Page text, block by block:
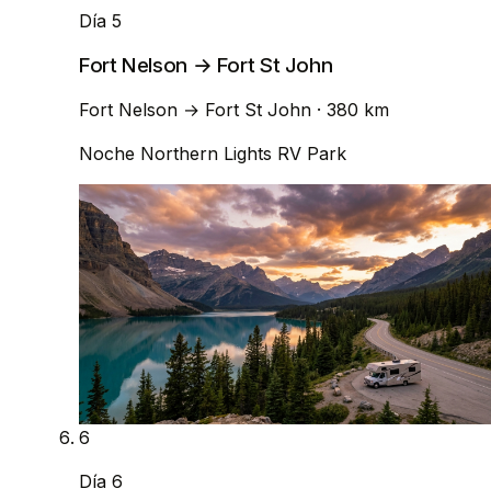
Día 5
Fort Nelson → Fort St John
Fort Nelson → Fort St John · 380 km
Noche Northern Lights RV Park
6
Día 6